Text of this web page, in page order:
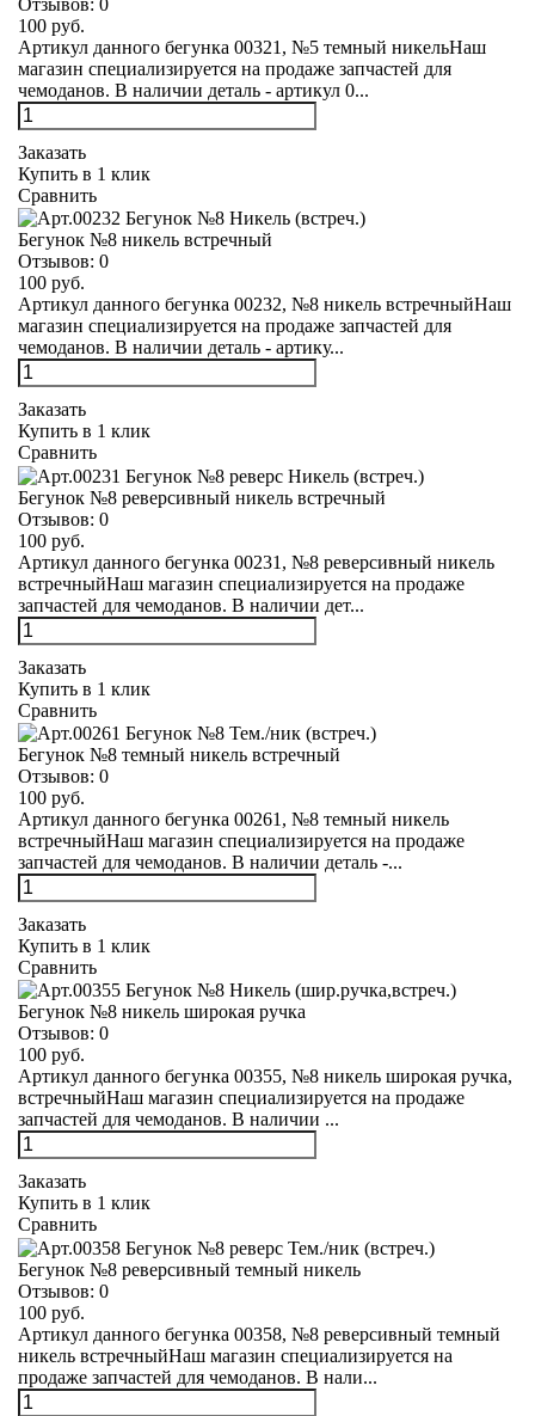
Отзывов: 0
100 руб.
Артикул данного бегунка 00321, №5 темный никельНаш
магазин специализируется на продаже запчастей для
чемоданов. В наличии деталь - артикул 0...
Заказать
Купить в 1 клик
Сравнить
Бегунок №8 никель встречный
Отзывов: 0
100 руб.
Артикул данного бегунка 00232, №8 никель встречныйНаш
магазин специализируется на продаже запчастей для
чемоданов. В наличии деталь - артику...
Заказать
Купить в 1 клик
Сравнить
Бегунок №8 реверсивный никель встречный
Отзывов: 0
100 руб.
Артикул данного бегунка 00231, №8 реверсивный никель
встречныйНаш магазин специализируется на продаже
запчастей для чемоданов. В наличии дет...
Заказать
Купить в 1 клик
Сравнить
Бегунок №8 темный никель встречный
Отзывов: 0
100 руб.
Артикул данного бегунка 00261, №8 темный никель
встречныйНаш магазин специализируется на продаже
запчастей для чемоданов. В наличии деталь -...
Заказать
Купить в 1 клик
Сравнить
Бегунок №8 никель широкая ручка
Отзывов: 0
100 руб.
Артикул данного бегунка 00355, №8 никель широкая ручка,
встречныйНаш магазин специализируется на продаже
запчастей для чемоданов. В наличии ...
Заказать
Купить в 1 клик
Сравнить
Бегунок №8 реверсивный темный никель
Отзывов: 0
100 руб.
Артикул данного бегунка 00358, №8 реверсивный темный
никель встречныйНаш магазин специализируется на
продаже запчастей для чемоданов. В нали...